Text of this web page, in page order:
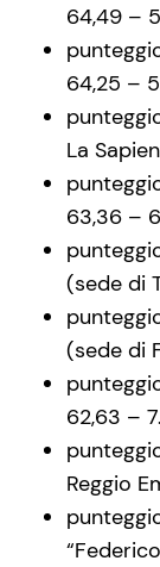
64,49 –
64,25 –
La
63,36 –
(sede di
(sede di
62,63 –
Reggio